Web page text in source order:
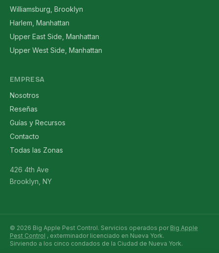
Williamsburg, Brooklyn
Harlem, Manhattan
Upper East Side, Manhattan
Upper West Side, Manhattan
EMPRESA
Nosotros
Reseñas
Guías y Recursos
Contacto
Todas las Zonas
426 4th Ave
Brooklyn, NY
© 2026 Big Apple Pest Control. Servicios operados por Big Apple
Pest Control , exterminador licenciado en Nueva York.
Sirviendo a los cinco condados de la Ciudad de Nueva York.